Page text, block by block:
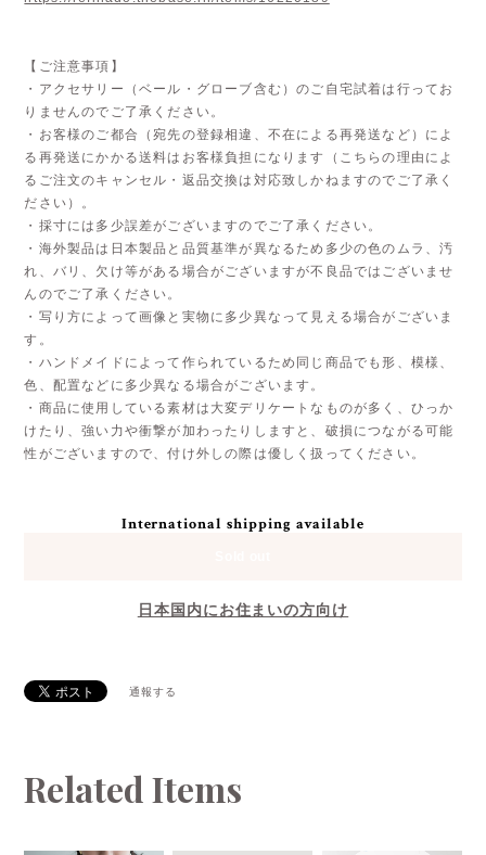
【ご注意事項】
・アクセサリー（ベール・グローブ含む）のご自宅試着は行ってお
りませんのでご了承ください。
・お客様のご都合（宛先の登録相違、不在による再発送など）によ
る再発送にかかる送料はお客様負担になります（こちらの理由によ
るご注文のキャンセル・返品交換は対応致しかねますのでご了承く
ださい）。
・採寸には多少誤差がございますのでご了承ください。
・海外製品は日本製品と品質基準が異なるため多少の色のムラ、汚
れ、バリ、欠け等がある場合がございますが不良品ではございませ
んのでご了承ください。
・写り方によって画像と実物に多少異なって見える場合がございま
す。
・ハンドメイドによって作られているため同じ商品でも形、模様、
色、配置などに多少異なる場合がございます。
・商品に使用している素材は大変デリケートなものが多く、ひっか
けたり、強い力や衝撃が加わったりしますと、破損につながる可能
性がございますので、付け外しの際は優しく扱ってください。
International shipping available
日本国内にお住まいの方向け
通報する
Related Items